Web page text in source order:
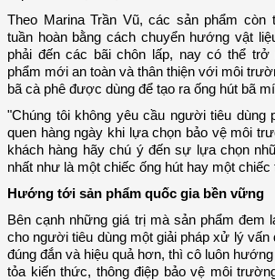
Theo Marina Trần Vũ, các sản phẩm còn
tuần hoàn bằng cách chuyển hướng vật
phải đến các bãi chôn lấp, nay có thể trở
phẩm mới an toàn và thân thiện với môi
bã cà phê được dùng để tạo ra ống hút bã
"Chúng tôi không yêu cầu người tiêu dùng
quen hàng ngày khi lựa chọn bảo vệ môi
khách hàng hãy chú ý đến sự lựa chọn
nhất như là một chiếc ống hút hay một chiếc
Hướng tới sản phẩm quốc gia bền vững
Bên cạnh những giá trị mà sản phẩm đem
cho người tiêu dùng một giải pháp xử lý
đúng đắn và hiệu quả hơn, thì cô luôn
tỏa kiến thức, thông điệp bảo vệ môi